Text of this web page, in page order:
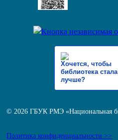
Хочется, чтобы
библиотека стала
лучше?
© 2026 ГБУК РМЭ «Национальная
Политика конфиденциальности >>